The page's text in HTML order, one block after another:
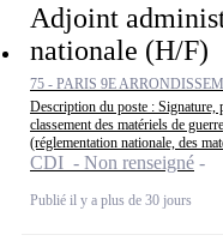
Adjoint
nationale (H/F)
75 - PARIS 9E
Description du poste : Signature,
classement des matériels de
(réglementation nationale, des
CDI - Non renseigné
Publié il y a plus de 30 jours